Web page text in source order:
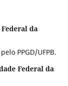
da
PPGD/UFPB.
Federal da